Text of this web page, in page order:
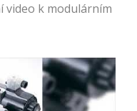
video k modulárním